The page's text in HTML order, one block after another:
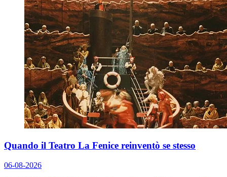
Quando il Teatro La Fenice reinventò se stesso
06-08-2026